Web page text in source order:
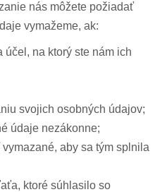
nás môžete požiadať
vymažeme, ak:
účel, na ktorý ste nám ich
svojich osobných údajov;
údaje nezákonne;
aby sa tým splnila
ktoré súhlasilo so